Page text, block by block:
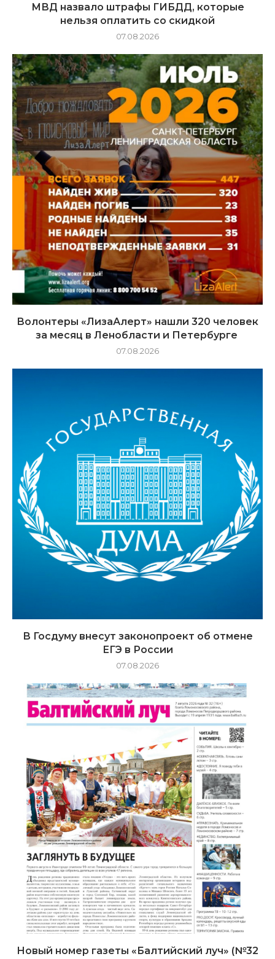
МВД назвало штрафы ГИБДД, которые
нельзя оплатить со скидкой
07.08.2026
Волонтеры «ЛизаАлерт» нашли 320 человек
за месяц в Ленобласти и Петербурге
07.08.2026
В Госдуму внесут законопроект об отмене
ЕГЭ в России
07.08.2026
Новый номер газеты «Балтийский луч» (№32